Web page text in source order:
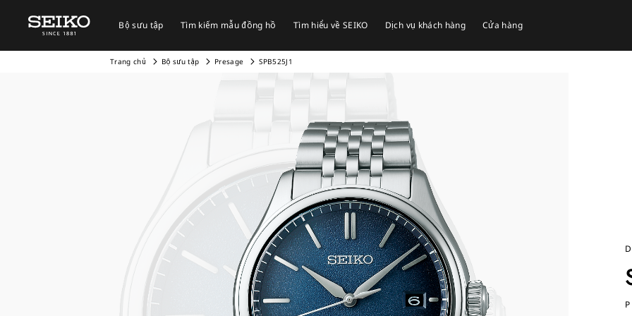
Bộ sưu tập Tìm kiếm mẫu đồng hồ Tìm hiểu về SEIKO Dịch vụ khách hàng Cửa hàng
Trang chủ Bộ sưu tập Presage SPB525J1